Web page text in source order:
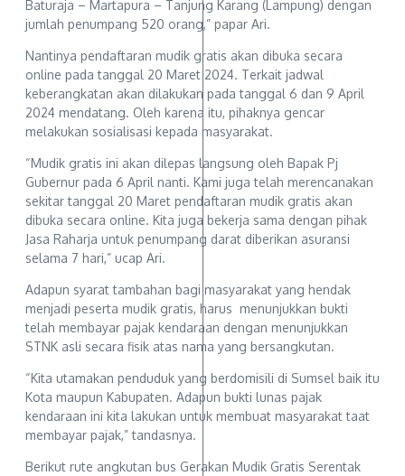
Baturaja – Martapura – Tanjung Karang (Lampung) dengan
jumlah penumpang 520 orang,” papar Ari.
Nantinya pendaftaran mudik gratis akan dibuka secara
online pada tanggal 20 Maret 2024. Terkait jadwal
keberangkatan akan dilakukan pada tanggal 6 dan 9 April
2024 mendatang. Oleh karena itu, pihaknya gencar
melakukan sosialisasi kepada masyarakat.
“Mudik gratis ini akan dilepas langsung oleh Bapak Pj
Gubernur pada 6 April nanti. Kami juga telah merencanakan
sekitar tanggal 20 Maret pendaftaran mudik gratis akan
dibuka secara online. Kita juga bekerja sama dengan pihak
Jasa Raharja untuk penumpang darat diberikan asuransi
selama 7 hari,” ucap Ari.
Adapun syarat tambahan bagi masyarakat yang hendak
menjadi peserta mudik gratis, harus menunjukkan bukti
telah membayar pajak kendaraan dengan menunjukkan
STNK asli secara fisik atas nama yang bersangkutan.
“Kita utamakan penduduk yang berdomisili di Sumsel baik itu
Kota maupun Kabupaten. Adapun bukti lunas pajak
kendaraan ini kita lakukan untuk membuat masyarakat taat
membayar pajak,” tandasnya.
Berikut rute angkutan bus Gerakan Mudik Gratis Serentak